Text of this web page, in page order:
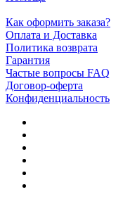
Как оформить заказа?
Оплата и Доставка
Политика возврата
Гарантия
Частые вопросы FAQ
Договор-оферта
Конфиденциальность